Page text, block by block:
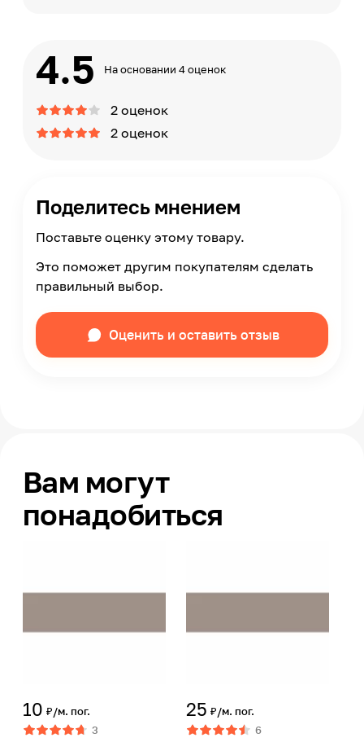
4.5 На основании 4 оценок
2 оценок
2 оценок
Поделитесь мнением
Поставьте оценку этому товару.
Это поможет другим покупателям сделать
правильный выбор.
Оценить и оставить отзыв
Вам могут
понадобиться
10 ₽/м. пог.
3
25 ₽/м. пог.
6